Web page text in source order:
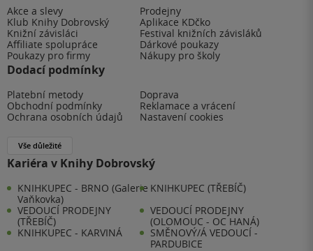
Akce a slevy
Prodejny
Klub Knihy Dobrovský
Aplikace KDčko
Knižní závisláci
Festival knižních závisláků
Affiliate spolupráce
Dárkové poukazy
Poukazy pro firmy
Nákupy pro školy
Dodací podmínky
Platební metody
Doprava
Obchodní podmínky
Reklamace a vrácení
Ochrana osobních údajů
Nastavení cookies
Vše důležité
Kariéra v Knihy Dobrovský
KNIHKUPEC - BRNO (Galerie
Vaňkovka)
KNIHKUPEC (TŘEBÍČ)
VEDOUCÍ PRODEJNY
(TŘEBÍČ)
VEDOUCÍ PRODEJNY
(OLOMOUC - OC HANÁ)
KNIHKUPEC - KARVINÁ
SMĚNOVÝ/Á VEDOUCÍ -
PARDUBICE